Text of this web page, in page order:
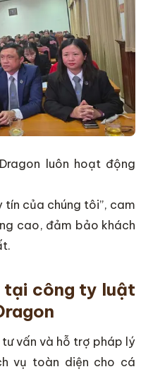
luôn hoạt động
tín của chúng tôi”, cam
cao, đảm bảo khách
tại công ty luật
vấn và hỗ trợ pháp lý
vụ toàn diện cho cá